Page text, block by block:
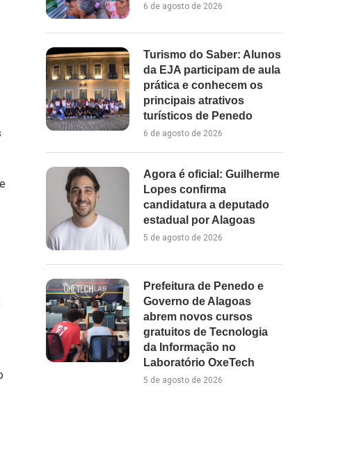
6 de agosto de 2026
Turismo do Saber: Alunos
da EJA participam de aula
prática e conhecem os
principais atrativos
turísticos de Penedo
6 de agosto de 2026
Agora é oficial: Guilherme
Lopes confirma
candidatura a deputado
estadual por Alagoas
5 de agosto de 2026
Prefeitura de Penedo e
Governo de Alagoas
abrem novos cursos
gratuitos de Tecnologia
da Informação no
Laboratório OxeTech
5 de agosto de 2026